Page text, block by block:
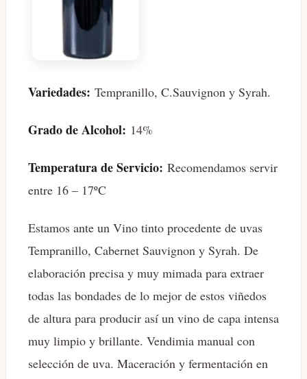
Variedades: Tempranillo, C.Sauvignon y Syrah.
Grado de Alcohol: 14%
Temperatura de Servicio: Recomendamos servir
entre 16 – 17ºC
Estamos ante un Vino tinto procedente de uvas
Tempranillo, Cabernet Sauvignon y Syrah. De
elaboración precisa y muy mimada para extraer
todas las bondades de lo mejor de estos viñedos
de altura para producir así un vino de capa intensa
muy limpio y brillante. Vendimia manual con
selección de uva. Maceración y fermentación en